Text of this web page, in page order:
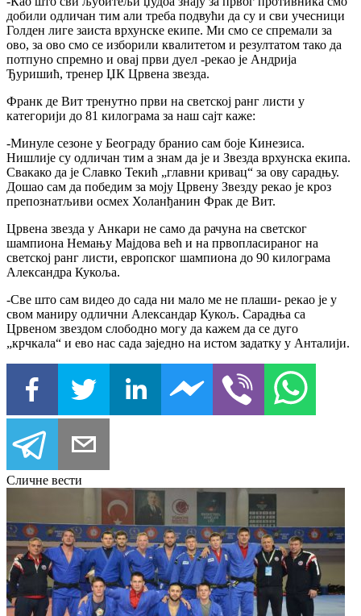
добили одличан тим али треба подвући да су и сви учесници
Голден лиге заиста врхунске екипе. Ми смо се спремали за
ово, за ово смо се изборили квалитетом и резултатом тако да
потпуно спремно и овај први дуел -рекао је Андрија
Ђуришић, тренер ЏК Црвена звезда.
Франк де Вит тренутно први на светској ранг листи у
категорији до 81 килограма за наш сајт каже:
-Минуле сезоне у Београду бранио сам боје Кинезиса.
Нишлије су одличан тим а знам да је и Звезда врхунска екипа.
Свакако да је Славко Текић „главни кривац“ за ову сарадњу.
Дошао сам да победим за моју Црвену Звезду рекао је кроз
препознатљиви осмех Холанђанин Фрак де Вит.
Црвена звезда у Анкари не само да рачуна на светског
шампиона Немању Мајдова већ и на првопласираног на
светској ранг листи, европског шампиона до 90 килограма
Александра Кукоља.
-Све што сам видео до сада ни мало ме не плаши- рекао је у
свом маниру одлични Александар Кукољ. Сарадња са
Црвеном звездом слободно могу да кажем да се дуго
„крчкала“ и ево нас сада заједно на истом задатку у Анталији.
Сличне вести